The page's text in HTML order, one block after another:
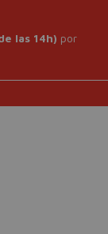
las 14h) por